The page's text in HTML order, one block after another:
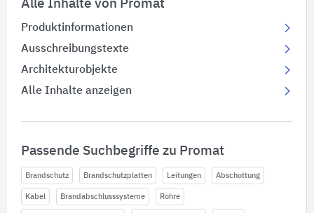
Alle Inhalte von Promat
Produktinformationen
Ausschreibungstexte
Architekturobjekte
Alle Inhalte anzeigen
Passende Suchbegriffe zu Promat
Brandschutz Brandschutzplatten Leitungen Abschottung
Kabel Brandabschlusssysteme Rohre